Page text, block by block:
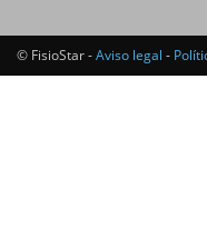
© FisioStar -Aviso legal -